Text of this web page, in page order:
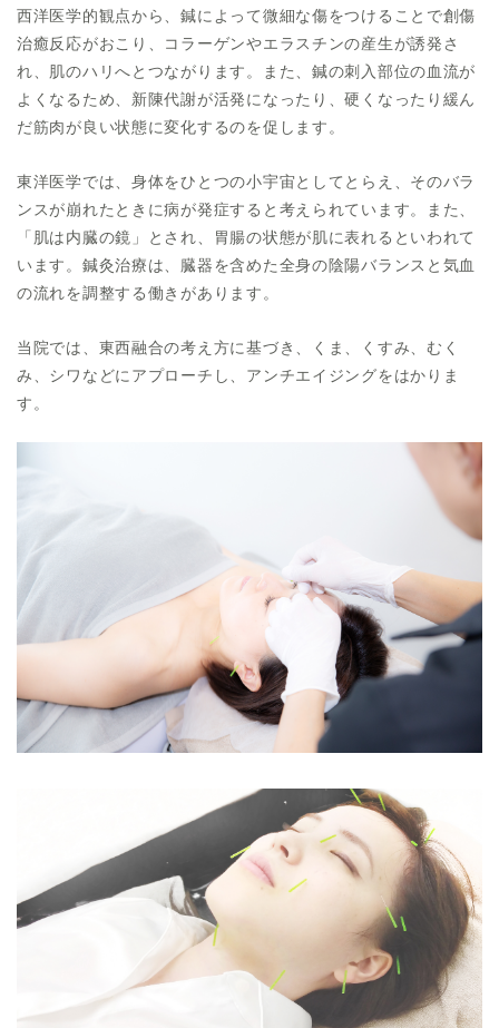
西洋医学的観点から、鍼によって微細な傷をつけることで創傷
治癒反応がおこり、コラーゲンやエラスチンの産生が誘発さ
れ、肌のハリへとつながります。また、鍼の刺入部位の血流が
よくなるため、新陳代謝が活発になったり、硬くなったり緩ん
だ筋肉が良い状態に変化するのを促します。
東洋医学では、身体をひとつの小宇宙としてとらえ、そのバラ
ンスが崩れたときに病が発症すると考えられています。また、
「肌は内臓の鏡」とされ、胃腸の状態が肌に表れるといわれて
います。鍼灸治療は、臓器を含めた全身の陰陽バランスと気血
の流れを調整する働きがあります。
当院では、東西融合の考え方に基づき、くま、くすみ、むく
み、シワなどにアプローチし、アンチエイジングをはかりま
す。